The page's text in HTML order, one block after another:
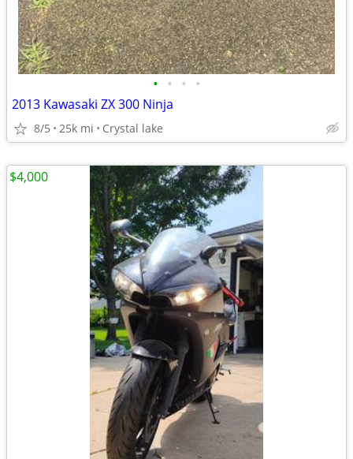
• • • •
2013 Kawasaki ZX 300 Ninja
8/5 25k mi Crystal lake
$4,000